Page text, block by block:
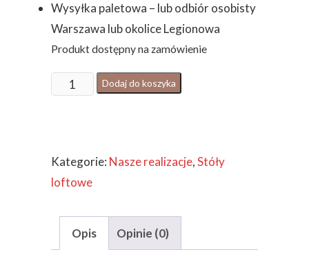
Wysyłka paletowa – lub odbiór osobisty
Warszawa lub okolice Legionowa
Produkt dostępny na zamówienie
ilość
METALOWE
NOGI
Dodaj do koszyka
Kategorie: Nasze realizacje,Stóły
loftowe
Opis Opinie (0)